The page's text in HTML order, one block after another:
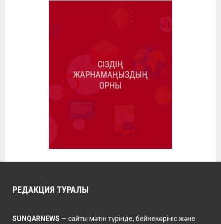
РЕДАКЦИЯ ТУРАЛЫ
SUNQARNEWS — сайты мәтін түрінде, бейнекөрініс және